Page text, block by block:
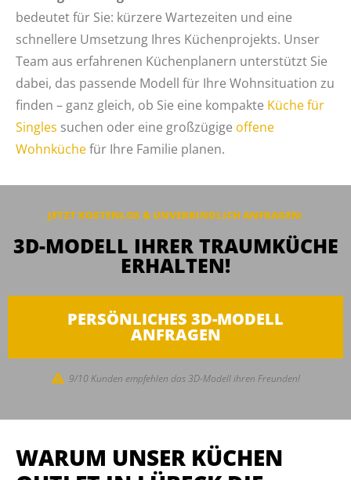
bedeutet für Sie: kürzere Wartezeiten und eine
schnellere Umsetzung Ihres Küchenprojekts. Unser
Team aus erfahrenen Küchenplanern unterstützt Sie
dabei, das passende Modell für Ihre Wohnsituation zu
finden – ganz gleich, ob Sie eine kompakte Küche für
Singles suchen oder eine großzügige offene
Wohnküchefür Ihre Familie planen.
JETZT KOSTENLOS & UNVERBINDLICH ANFRAGEN:
3D-MODELL IHRER TRAUMKÜCHE
ERHALTEN!
PERSÖNLICHES 3D-MODELL
ANFRAGEN
9/10 Kunden empfehlen das 3D-Modell ihren Freunden!
WARUM UNSER KÜCHEN